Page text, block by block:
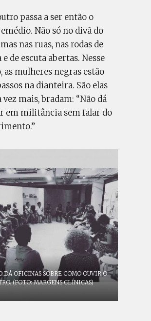
passa a ser então o
Não só no divã do
nas ruas, nas rodas de
e de escuta abertas. Nesse
as mulheres negras estão
na dianteira. São elas
vez mais, bradam: “Não dá
em militância sem falar do
DÁ OFICINAS SOBRE COMO OUVIR O
(FOTO: MARGENS CLÍNICAS)